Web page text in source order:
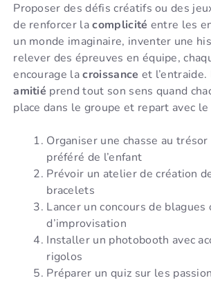
Proposer des défis créatifs ou des
de renforcer lacomplicité entre les
un monde imaginaire, inventer une
relever des épreuves en équipe,
encourage lacroissance et l’entraide.
amitié prend tout son sens quand
place dans le groupe et repart avec
Organiser une chasse au
préféré de l’enfant
Prévoir un atelier de création
bracelets
Lancer un concours de blagues
d’improvisation
Installer un photobooth avec
rigolos
Préparer un quiz sur les